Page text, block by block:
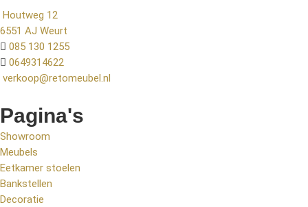
Houtweg 12
6551 AJ Weurt
085 130 1255
0649314622
verkoop@retomeubel.nl
Pagina's
Showroom
Meubels
Eetkamer stoelen
Bankstellen
Decoratie